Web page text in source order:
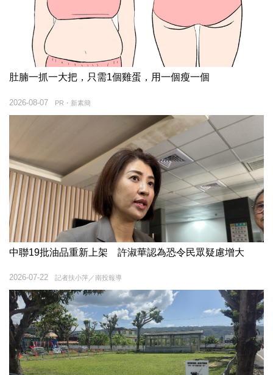
肚腩一抓一大把，只需1個雞蛋，用一個瘦一個
PR・新素簡
2026-08-07
中聯19批油品重新上架 許淑華認為恐令民眾疑慮增大
記者扶小萍／南投報導
2026-07-22